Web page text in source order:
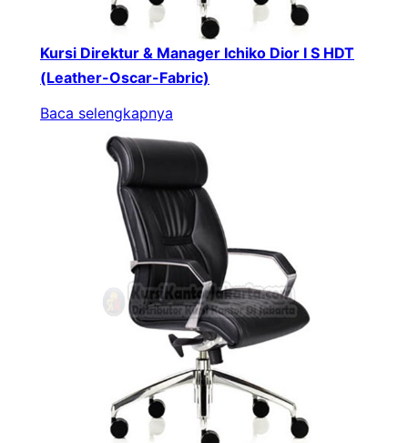
Kursi Direktur & Manager Ichiko Dior I S HDT
(Leather-Oscar-Fabric)
Baca selengkapnya